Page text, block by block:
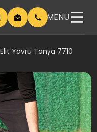
MENÜ
Elit Yavru Tanya 7710